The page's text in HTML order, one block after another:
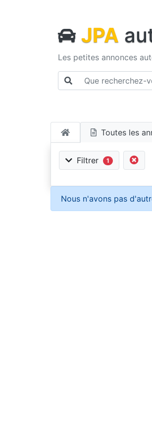
JPA
Les petites annonces
Toutes les
Filtrer 1
Nous n'avons pas